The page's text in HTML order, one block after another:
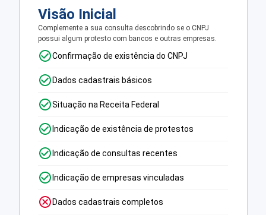
Visão Inicial
Complemente a sua consulta descobrindo se o CNPJ
possui algum protesto com bancos e outras empresas.
Confirmação de existência do CNPJ
Dados cadastrais básicos
Situação na Receita Federal
Indicação de existência de protestos
Indicação de consultas recentes
Indicação de empresas vinculadas
Dados cadastrais completos